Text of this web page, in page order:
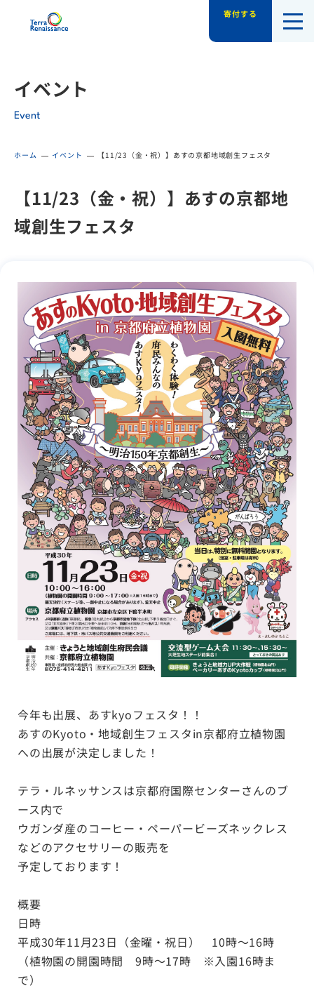
認定NPO法人テラ・ルネッサンス（平和
寄付する
イベント
Event
ホーム イベント 【11/23（金・祝）】あすの京都地域創生フェスタ
【11/23（金・祝）】あすの京都地
域創生フェスタ
今年も出展、あすkyoフェスタ！！
あすのKyoto・地域創生フェスタin京都府立植物園
への出展が決定しました！
テラ・ルネッサンスは京都府国際センターさんのブ
ース内で
ウガンダ産のコーヒー・ペーパービーズネックレス
などのアクセサリーの販売を
予定しております！
概要
日時
平成30年11月23日（金曜・祝日） 10時～16時
（植物園の開園時間 9時～17時 ※入園16時ま
で）